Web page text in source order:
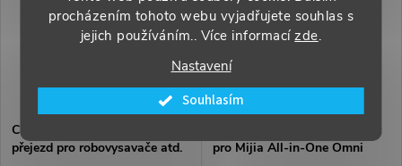
procházením tohoto webu vyjadřujete souhlas s
jejich používáním.. Více informacízde.
Nastavení
Souhlasím
CareWave 1x Černý prahový
přejezd pro robovysavače atd.
CareWave 1x Prachový sáček
pro Mijia All-in-One Omni